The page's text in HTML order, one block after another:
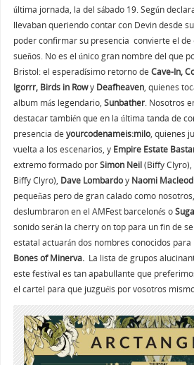
última jornada, la del sábado 19. Según
llevaban queriendo contar con Devin desde
poder confirmar su presencia convierte el de
sueños. No es el único gran nombre del que
Bristol: el esperadísimo retorno de Cave-In,
Igorrr, Birds in Rowy Deafheaven, quienes
album más legendario, Sunbather. Nosotros
destacar también que en la última tanda de
presencia de yourcodenameis:milo, quienes
vuelta a los escenarios, y Empire Estate
extremo formado porSimon Neil(Biffy Clyro),
Biffy Clyro), Dave Lombardoy Naomi Macleod
pequeñas pero de gran calado como
deslumbraron en el AMFest barcelonés o
sonido serán la cherry on top para un fin de
estatal actuarán dos nombres conocidos para
Bones of Minerva. La lista de grupos
este festival es tan apabullante que
el cartel para que juzguéis por vosotros